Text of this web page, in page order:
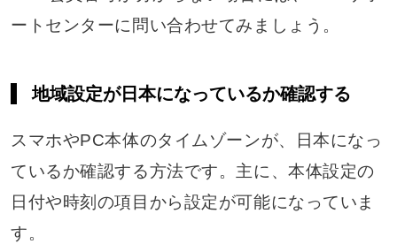
ートセンターに問い合わせてみましょう。
地域設定が日本になっているか確認する
スマホやPC本体のタイムゾーンが、日本になっ
ているか確認する方法です。主に、本体設定の
日付や時刻の項目から設定が可能になっていま
す。